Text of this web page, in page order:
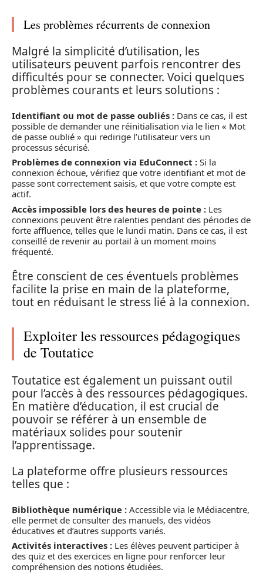
Les problèmes récurrents de connexion
Malgré la simplicité d’utilisation, les
utilisateurs peuvent parfois rencontrer des
difficultés pour se connecter. Voici quelques
problèmes courants et leurs solutions :
Identifiant ou mot de passe oubliés : Dans ce cas, il est
possible de demander une réinitialisation via le lien « Mot
de passe oublié » qui redirige l’utilisateur vers un
processus sécurisé.
Problèmes de connexion via EduConnect : Si la
connexion échoue, vérifiez que votre identifiant et mot de
passe sont correctement saisis, et que votre compte est
actif.
Accès impossible lors des heures de pointe : Les
connexions peuvent être ralenties pendant des périodes de
forte affluence, telles que le lundi matin. Dans ce cas, il est
conseillé de revenir au portail à un moment moins
fréquenté.
Être conscient de ces éventuels problèmes
facilite la prise en main de la plateforme,
tout en réduisant le stress lié à la connexion.
Exploiter les ressources pédagogiques
de Toutatice
Toutatice est également un puissant outil
pour l’accès à des ressources pédagogiques.
En matière d’éducation, il est crucial de
pouvoir se référer à un ensemble de
matériaux solides pour soutenir
l’apprentissage.
La plateforme offre plusieurs ressources
telles que :
Bibliothèque numérique : Accessible via le Médiacentre,
elle permet de consulter des manuels, des vidéos
éducatives et d’autres supports variés.
Activités interactives : Les élèves peuvent participer à
des quiz et des exercices en ligne pour renforcer leur
compréhension des notions étudiées.